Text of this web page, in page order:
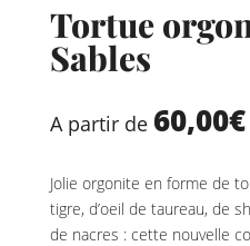
Tortue
Sables
A partir de 60,00€
Jolie orgonite en forme de
tigre, d’oeil de taureau, de
de nacres : cette nouvelle